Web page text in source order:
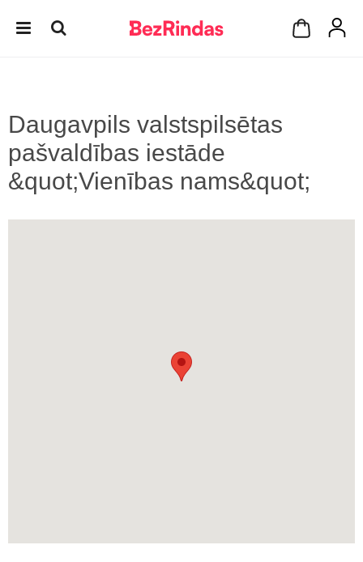
Daugavpils valstspilsētas
pašvaldības iestāde
&quot;Vienības nams&quot;